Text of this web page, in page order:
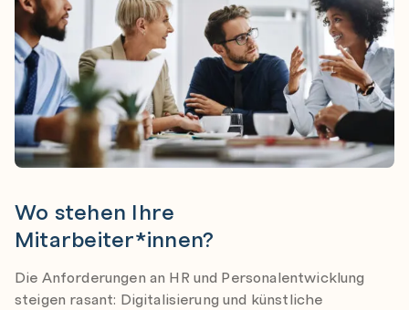
Wo stehen Ihre
Mitarbeiter*innen?
Die Anforderungen an HR und Personalentwicklung
steigen rasant: Digitalisierung und künstliche